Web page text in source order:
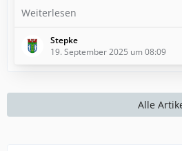
Weiterlesen
Stepke
19. September 2025 um 08:09
Alle